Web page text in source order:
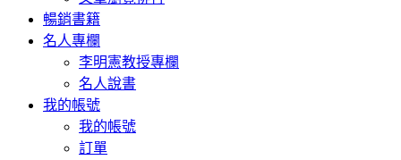
暢銷書籍
名人專欄
李明憲教授專欄
名人說書
我的帳號
我的帳號
訂單